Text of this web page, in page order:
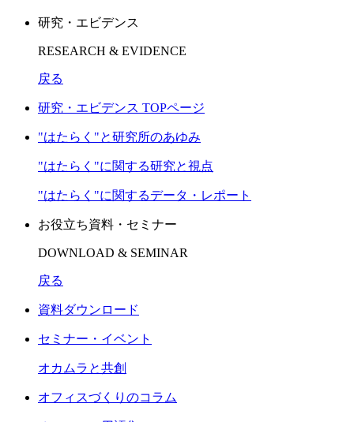
研究・エビデンス
RESEARCH & EVIDENCE
戻る
研究・エビデンス TOPページ
"はたらく"と研究所のあゆみ
"はたらく"に関する研究と視点
"はたらく"に関するデータ・レポート
お役立ち資料・セミナー
DOWNLOAD & SEMINAR
戻る
資料ダウンロード
セミナー・イベント
オカムラと共創
オフィスづくりのコラム